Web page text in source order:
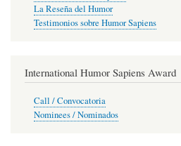
La Reseña del Humor
Testimonios sobre Humor Sapiens
International Humor Sapiens Award
Call / Convocatoria
Nominees / Nominados